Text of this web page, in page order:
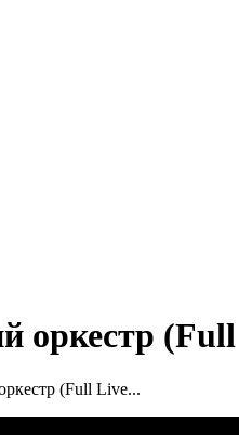
оркестр
(Full Live...